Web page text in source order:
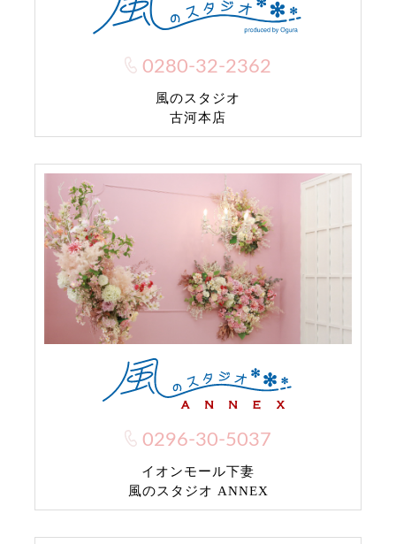
0280-32-2362
風のスタジオ
古河本店
0296-30-5037
イオンモール下妻
風のスタジオ ANNEX